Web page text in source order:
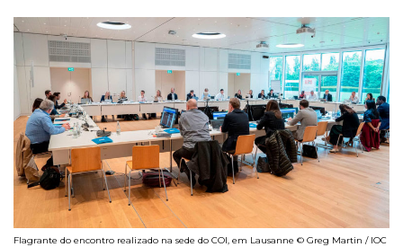
Flagrante do encontro realizado na sede do COI, em Lausanne © Greg Martin / IOC